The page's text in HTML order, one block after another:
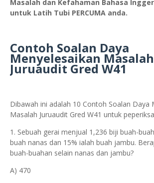
Masalah dan Kefahaman Bahasa
untuk Latih Tubi PERCUMA anda.
Contoh Soalan Daya
Menyelesaikan Masalah
Juruaudit Gred W41
Dibawah ini adalah 10 Contoh Soalan Daya
Masalah Juruaudit Gred W41 untuk
1. Sebuah gerai menjual 1,236 biji buah-
buah nanas dan 15% ialah buah jambu.
buah-buahan selain nanas dan jambu?
A) 470